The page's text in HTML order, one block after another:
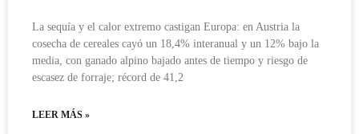
La sequía y el calor extremo castigan Europa: en Austria la
cosecha de cereales cayó un 18,4% interanual y un 12% bajo la
media, con ganado alpino bajado antes de tiempo y riesgo de
escasez de forraje; récord de 41,2
LEER MÁS »